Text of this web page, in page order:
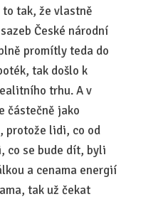
tak, že vlastně
České národní
promítly teda do
tak došlo k
trhu. A v
částečně jako
protože lidi, co od
co se bude dít, byli
a cenama energií
tak už čekat